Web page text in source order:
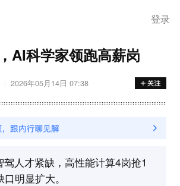
登录
AI科学家领跑高薪岗
2026年05月14日 07:38
驾⼈才紧缺，⾼性能计算4岗抢1
明显扩⼤。